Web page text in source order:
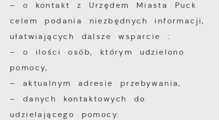
– o kontakt z Urzędem Miasta Puck
celem podania niezbędnych informacji,
ułatwiających dalsze wsparcie :
– o ilości osób, którym udzielono
pomocy,
– aktualnym adresie przebywania,
– danych kontaktowych do
udzielającego pomocy.